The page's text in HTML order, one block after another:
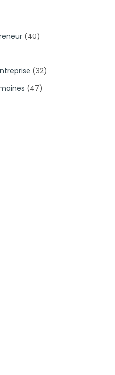
(40)
(32)
(47)